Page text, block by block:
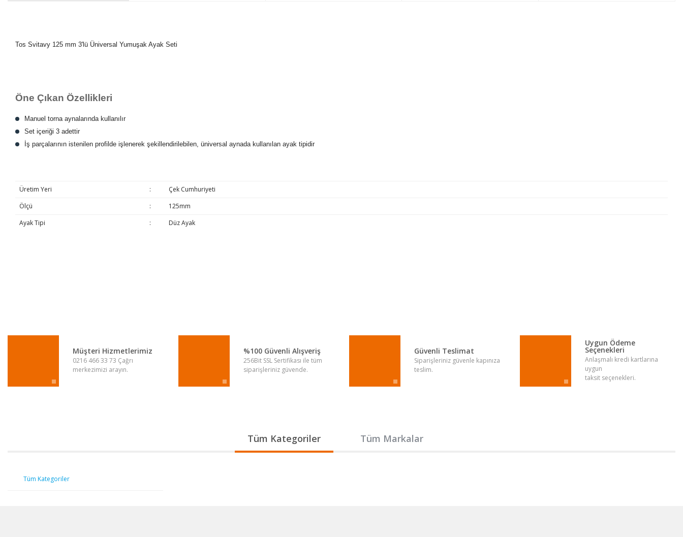
Tos Svitavy 125 mm 3'lü Üniversal Yumuşak Ayak Seti
Öne Çıkan Özellikleri
Manuel torna aynalarında kullanılır
Set içeriği 3 adettir
İş parçalarının istenilen profilde işlenerek şekillendirilebilen, üniversal aynada kullanılan ayak tipidir
Üretim Yeri :
Çek Cumhuriyeti
Ölçü
:
125mm
Ayak Tipi
: Düz Ayak
Ürün bilgilerinde hatalar bulunuyor.
Ürün fiyatı diğer sitelerden daha pahalı.
Bu ürüne benzer farklı alternatifler olmalı.
Müşteri Hizmetlerimiz
0216 466 33 73 Çağrı
merkezimizi arayın.
%100 Güvenli Alışveriş
256Bit SSL Sertifikası ile tüm
siparişleriniz güvende.
Güvenli Teslimat
Siparişleriniz güvenle kapınıza
teslim.
Uygun Ödeme
Seçenekleri
Anlaşmalı kredi kartlarına
uygun
taksit seçenekleri.
Tüm Kategoriler Tüm Markalar
Tüm Kategoriler